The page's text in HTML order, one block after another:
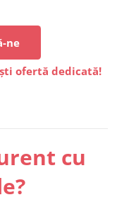
ne
ofertă dedicată!
cu